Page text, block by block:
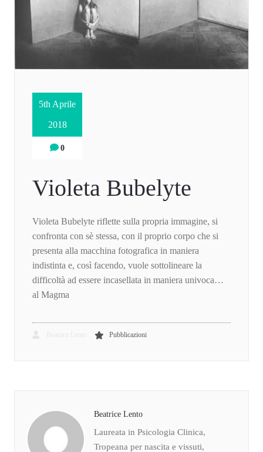
5th Aprile
2018
0
Violeta Bubelyte
Violeta Bubelyte riflette sulla propria immagine, si
confronta con sè stessa, con il proprio corpo che si
presenta alla macchina fotografica in maniera
indistinta e, così facendo, vuole sottolineare la
difficoltà ad essere incasellata in maniera univoca…
al Magma
Pubblicazioni
Beatrice Lento
Laureata in Psicologia Clinica,
Tropeana per nascita e vissuti,